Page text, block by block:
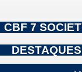
CBF 7
DESTAQUES